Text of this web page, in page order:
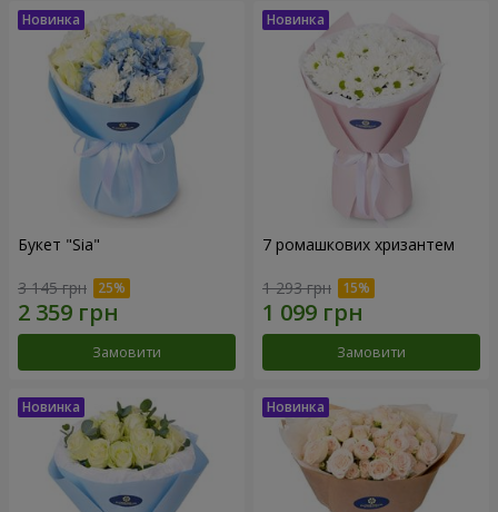
Букет "Sia"
3 145 грн
Замовити
7 ромашкових хризантем
1 293 грн
Замовити